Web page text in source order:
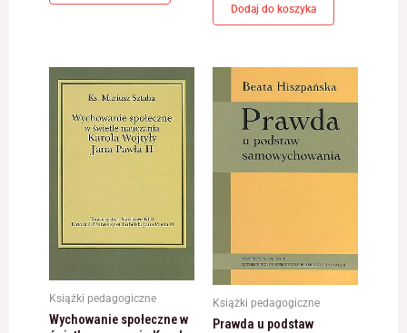
Dodaj do koszyka
Książki pedagogiczne
Wychowanie społeczne w
Książki pedagogiczne
Prawda u podstaw